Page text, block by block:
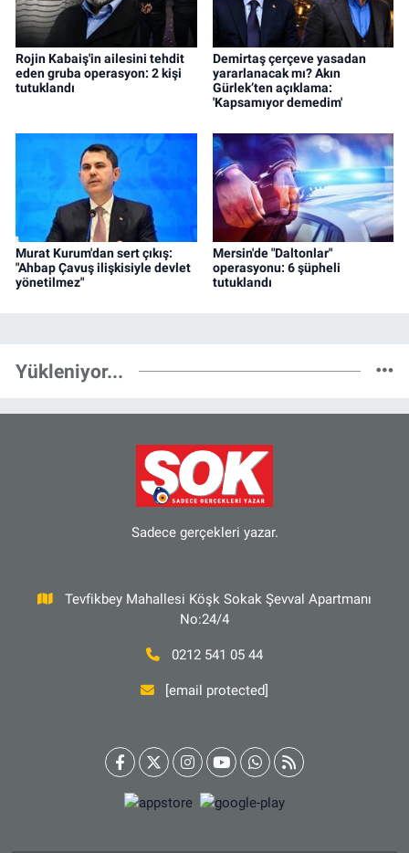
Rojin Kabaiş'in ailesini tehdit
eden gruba operasyon: 2 kişi
tutuklandı
Demirtaş çerçeve yasadan
yararlanacak mı? Akın
Gürlek’ten açıklama:
'Kapsamıyor demedim'
Murat Kurum'dan sert çıkış:
"Ahbap Çavuş ilişkisiyle devlet
yönetilmez"
Mersin'de "Daltonlar"
operasyonu: 6 şüpheli
tutuklandı
Yükleniyor...
Sadece gerçekleri yazar.
Tevfikbey Mahallesi Köşk Sokak Şevval Apartmanı
No:24/4
0212 541 05 44
[email protected]